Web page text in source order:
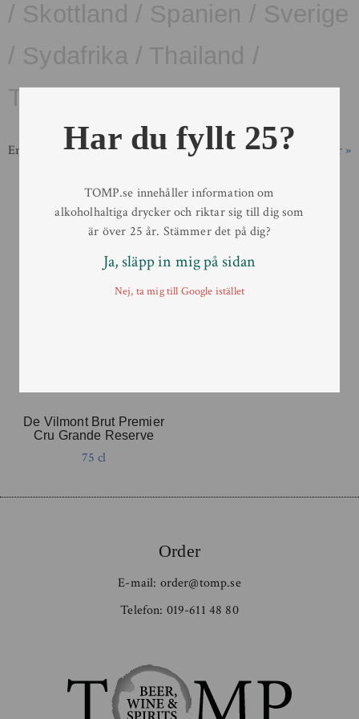
/ Skottland / Spanien / Sverige
/ Sydafrika / Thailand /
Tjeckien
Visa sökfilter »
Endast ett sökresultat
De Vilmont Brut Premier
Cru Grande Reserve
75 cl
Order
E-mail: order@tomp.se
Telefon: 019-611 48 80
Har du fyllt 25?
TOMP.se innehåller information om
alkoholhaltiga drycker och riktar sig till dig som
är över 25 år. Stämmer det på dig?
Ja, släpp in mig på sidan
Nej, ta mig till Google istället